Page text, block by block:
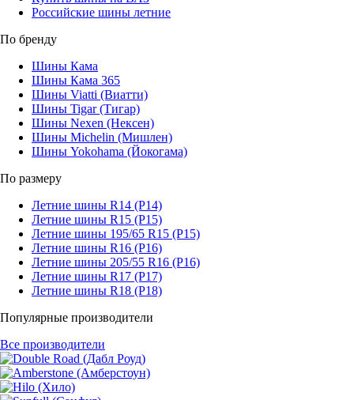
Российские шины летние
По бренду
Шины Кама
Шины Кама 365
Шины Viatti (Виатти)
Шины Tigar (Тигар)
Шины Nexen (Нексен)
Шины Michelin (Мишлен)
Шины Yokohama (Йокогама)
По размеру
Летние шины R14 (Р14)
Летние шины R15 (Р15)
Летние шины 195/65 R15 (Р15)
Летние шины R16 (Р16)
Летние шины 205/55 R16 (Р16)
Летние шины R17 (Р17)
Летние шины R18 (Р18)
Популярные производители
Все производители